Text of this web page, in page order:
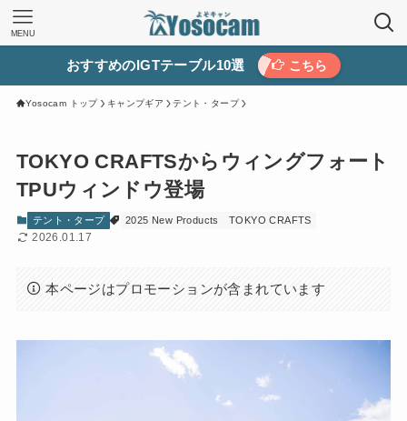
MENU
おすすめのIGTテーブル10選 こちら
Yosocam トップ キャンプギア テント・タープ
TOKYO CRAFTSからウィングフォート
TPUウィンドウ登場
テント・タープ 2025 New Products TOKYO CRAFTS
2026.01.17
本ページはプロモーションが含まれています